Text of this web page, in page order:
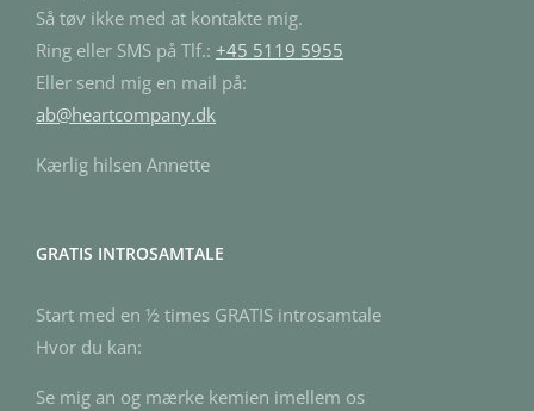
Så tøv ikke med at kontakte mig.
Ring eller SMS på Tlf.: +45 5119 5955
Eller send mig en mail på:
ab@heartcompany.dk
Kærlig hilsen Annette
GRATIS INTROSAMTALE
Start med en ½ times GRATIS introsamtale
Hvor du kan:
Se mig an og mærke kemien imellem os